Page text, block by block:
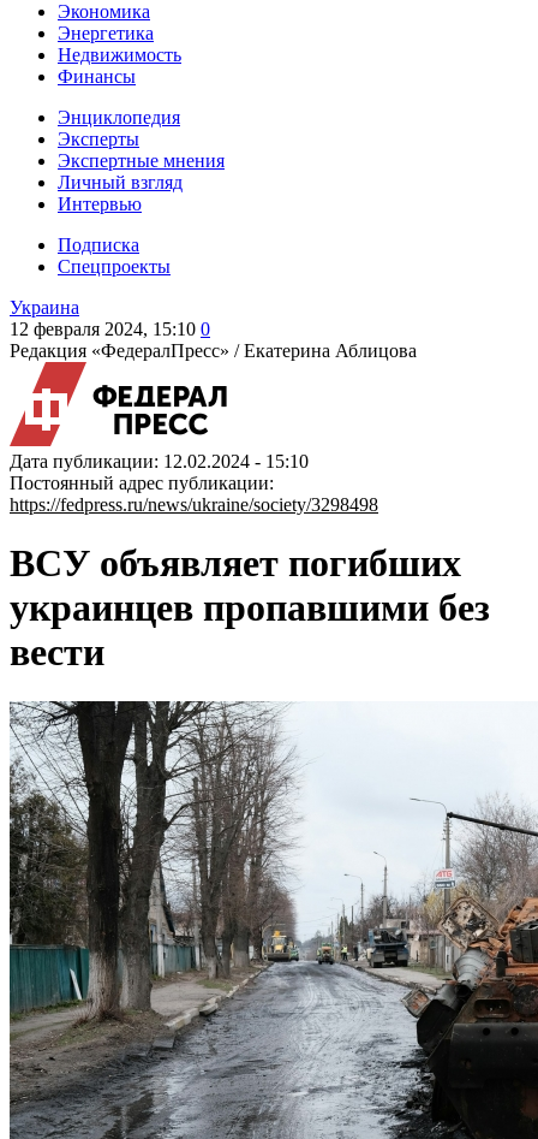
Экономика
Энергетика
Недвижимость
Финансы
Энциклопедия
Эксперты
Экспертные мнения
Личный взгляд
Интервью
Подписка
Спецпроекты
Украина
12 февраля 2024, 15:10 0
Редакция «ФедералПресс» /Екатерина Аблицова
Дата публикации: 12.02.2024 - 15:10
Постоянный адрес публикации:
https://fedpress.ru/news/ukraine/society/3298498
ВСУ объявляет погибших
украинцев пропавшими без
вести